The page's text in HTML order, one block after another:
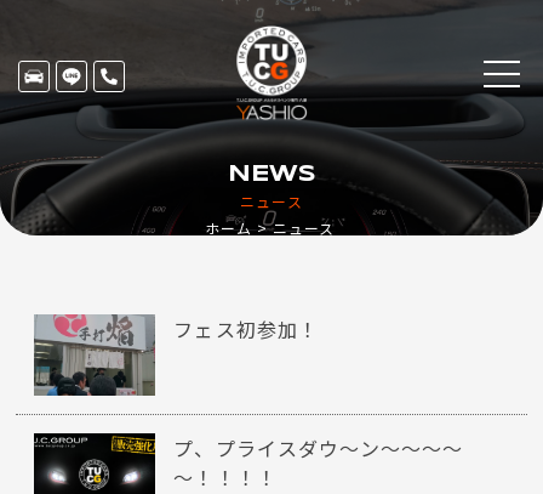
ニュース
NEWS
ホーム ニュース
フェス初参加！
プ、プライスダウ～ン～～～～
～！！！！